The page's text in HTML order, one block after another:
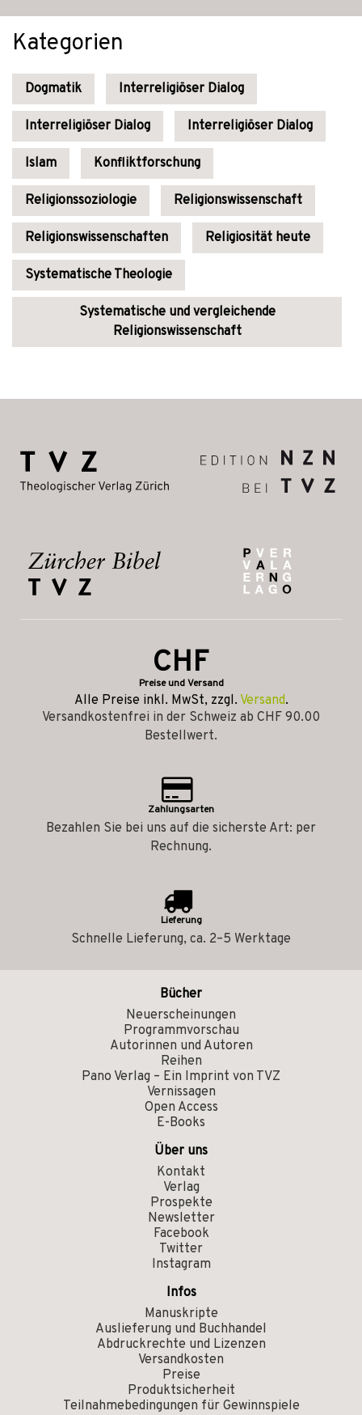
Kategorien
Dogmatik Interreligiöser Dialog
Interreligiöser Dialog Interreligiöser Dialog
Islam Konfliktforschung
Religionssoziologie Religionswissenschaft
Religionswissenschaften Religiosität heute
Systematische Theologie
Systematische und vergleichende
Religionswissenschaft
CHF
Preise und Versand
Alle Preise inkl. MwSt, zzgl. Versand.
Versandkostenfrei in der Schweiz ab CHF 90.00
Bestellwert.
Zahlungsarten
Bezahlen Sie bei uns auf die sicherste Art: per
Rechnung.
Lieferung
Schnelle Lieferung, ca. 2–5 Werktage
Bücher
Neuerscheinungen
Programmvorschau
Autorinnen und Autoren
Reihen
Pano Verlag – Ein Imprint von TVZ
Vernissagen
Open Access
E-Books
Über uns
Kontakt
Verlag
Prospekte
Newsletter
Facebook
Twitter
Instagram
Infos
Manuskripte
Auslieferung und Buchhandel
Abdruckrechte und Lizenzen
Versandkosten
Preise
Produktsicherheit
Teilnahmebedingungen für Gewinnspiele